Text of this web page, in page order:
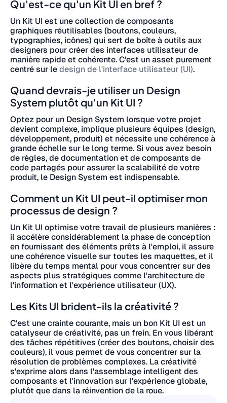
Qu'est-ce qu'un Kit UI en bref ?
Un Kit UI est une collection de composants
graphiques réutilisables (boutons, couleurs,
typographies, icônes) qui sert de boîte à outils aux
designers pour créer des interfaces utilisateur de
manière rapide et cohérente. C'est un asset purement
centré sur ledesign de l'interface utilisateur (UI).
Quand devrais-je utiliser un Design
System plutôt qu'un Kit UI ?
Optez pour un Design System lorsque votre projet
devient complexe, implique plusieurs équipes (design,
développement, produit) et nécessite une cohérence à
grande échelle sur le long terme. Si vous avez besoin
de règles, de documentation et de composants de
code partagés pour assurer la scalabilité de votre
produit, le Design System est indispensable.
Comment un Kit UI peut-il optimiser mon
processus de design ?
Un Kit UI optimise votre travail de plusieurs manières :
il accélère considérablement la phase de conception
en fournissant des éléments prêts à l'emploi, il assure
une cohérence visuelle sur toutes les maquettes, et il
libère du temps mental pour vous concentrer sur des
aspects plus stratégiques comme l'architecture de
l'information et l'expérience utilisateur (UX).
Les Kits UI brident-ils la créativité ?
C'est une crainte courante, mais un bon Kit UI est un
catalyseur de créativité, pas un frein. En vous libérant
des tâches répétitives (créer des boutons, choisir des
couleurs), il vous permet de vous concentrer sur la
résolution de problèmes complexes. La créativité
s'exprime alors dans l'assemblage intelligent des
composants et l'innovation sur l'expérience globale,
plutôt que dans la réinvention de la roue.